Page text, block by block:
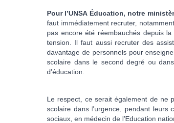
Pour l’UNSA Éducation, notre
faut immédiatement recruter,
pas encore été réembauchés depuis
tension. Il faut aussi recruter des
davantage de personnels pour
scolaire dans le second degré ou
d’éducation.
Le respect, ce serait également de ne
scolaire dans l’urgence, pendant
sociaux, en médecin de l’Education